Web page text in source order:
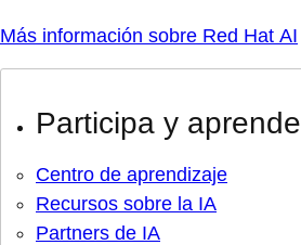
Más información sobre Red Hat AI
Participa y aprende
Centro de aprendizaje
Recursos sobre la IA
Partners de IA